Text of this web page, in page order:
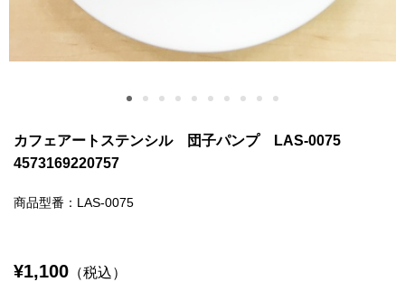
カフェアートステンシル 団子パンプ LAS-0075
4573169220757
商品型番：LAS-0075
¥1,100 （税込）